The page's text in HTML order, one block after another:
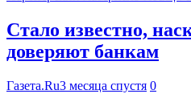
Стало известно,
доверяют банкам
Газета.Ru3 месяца спустя 0